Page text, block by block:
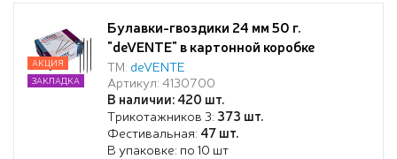
Булавки-гвоздики 24 мм 50 г.
"deVENTE" в картонной коробке
ТМ: deVENTE
Артикул: 4130700
В наличии: 420 шт.
Трикотажников 3: 373 шт.
Фестивальная: 47 шт.
В упаковке: по 10 шт
АКЦИЯ
ЗАКЛАДКА